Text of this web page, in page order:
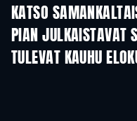
KATSO
PIAN JULKAISTAVAT
TULEVAT KAUHU